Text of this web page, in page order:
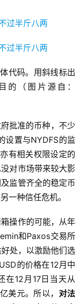
代码。用斜线标出
的（图片源自：
批准的币种，不少
设置与NYDFS的监
有相关权限设定的
对市场带来较大影
监管齐全的稳定币
一种信任危机。
操作的可能，从年
和Paxos交易所
处，以激励他们选
的价格在12月中
在12月17日当天从
美元。所以， 对法